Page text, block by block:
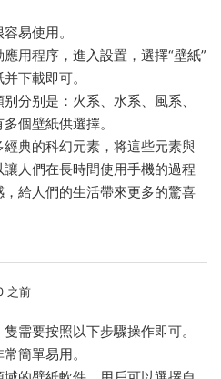
易使用。
用程序，進入設置，選擇“壁紙”
下載即可。
分别是：火系、水系、風系、
個壁紙供選擇。
典的科幻元素，将這些元素與
人們在長時間使用手機的過程
給人們的生活帶來更多的驚喜
之前
需要按照以下步驟操作即可。
簡單易用。